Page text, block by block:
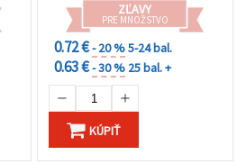
ZĽAVY
PRE MNOŽSTVO
0.72 €- 20 %5-24 bal.
0.63 €- 30 % 25 bal. +
KÚPIŤ